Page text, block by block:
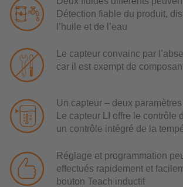
Détection fiable du produit,
l’huile et de l’eau
Le capteur convainc par
car il est exempt de
Un capteur – deux
Le capteur LI offre le contrôle
un contrôle intégré de la
Réglage et programmation
effectués rapidement et
bouton Teach inductif